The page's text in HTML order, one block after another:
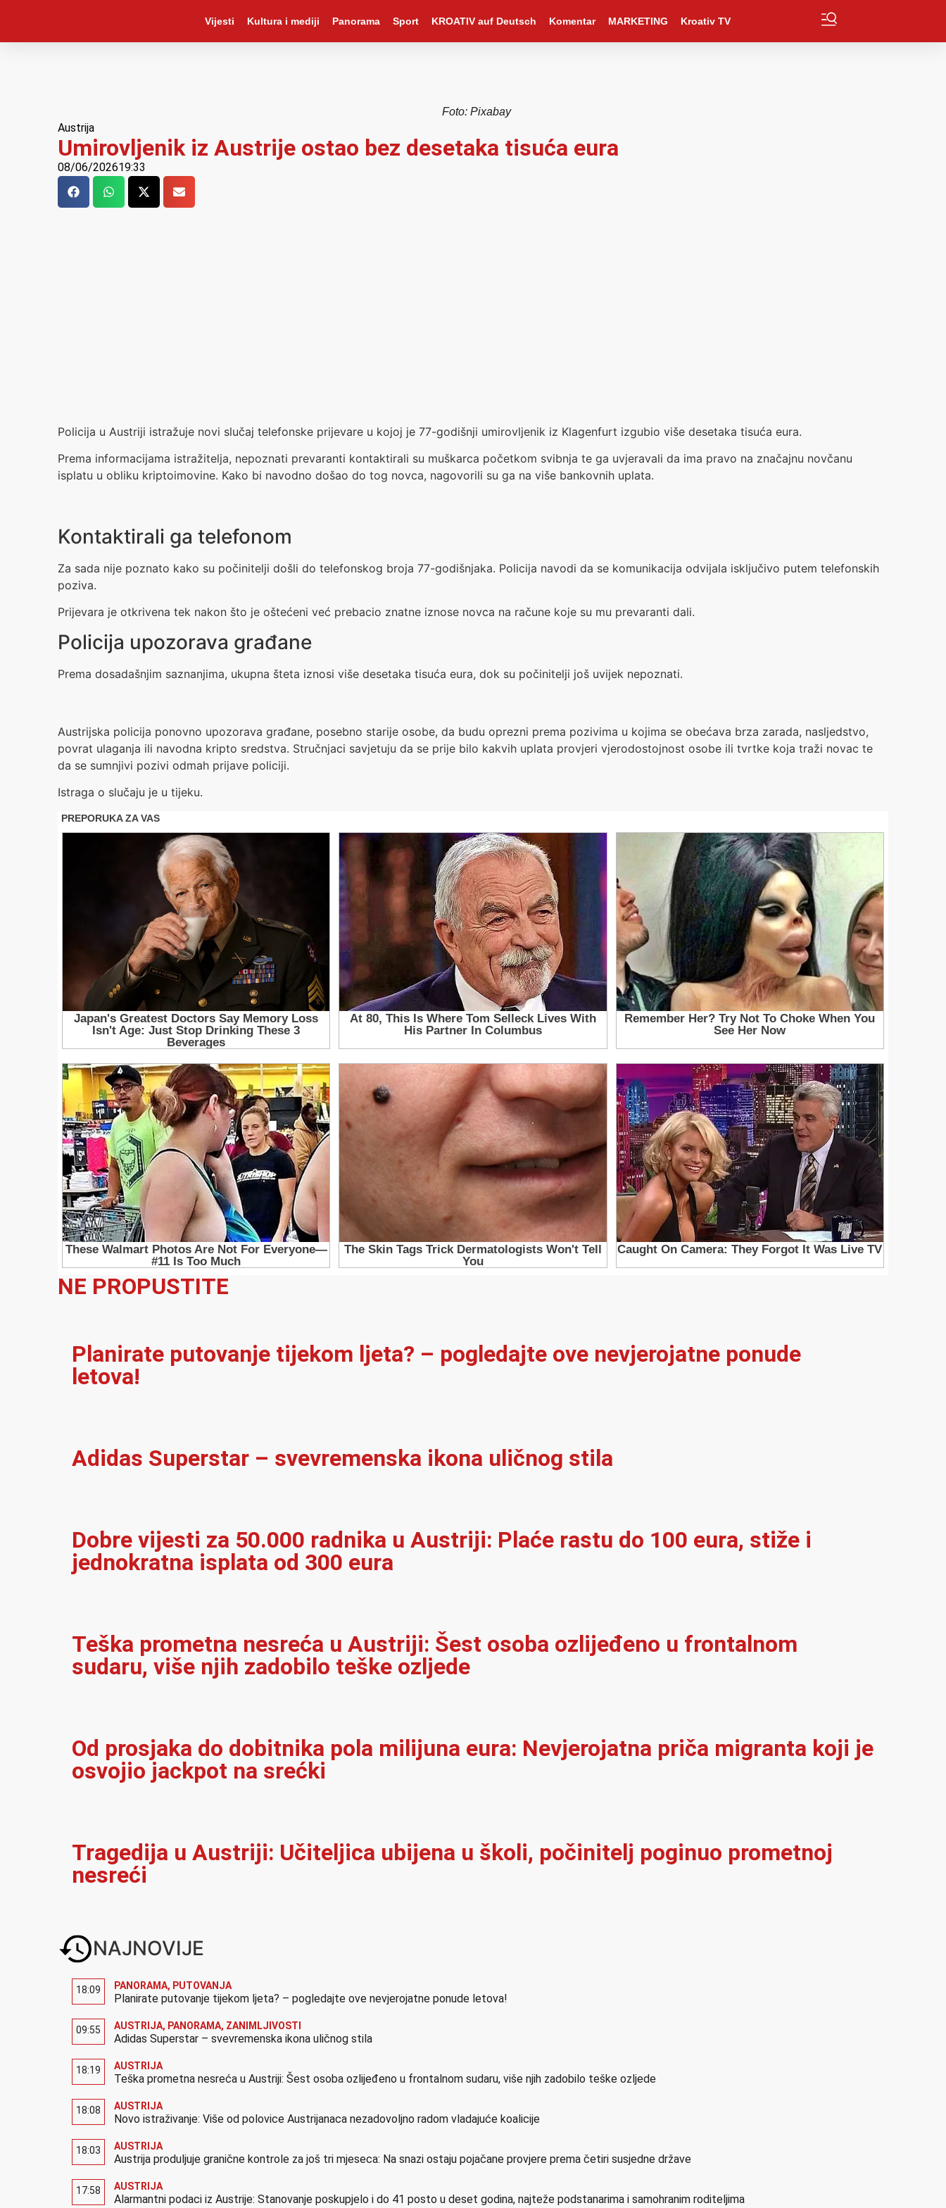
Vijesti Kultura i mediji Panorama Sport KROATIV auf Deutsch Komentar MARKETING Kroativ TV
Foto: Pixabay
Austrija
Umirovljenik iz Austrije ostao bez desetaka tisuća eura
08/06/202619:33
Policija u Austriji istražuje novi slučaj telefonske prijevare u kojoj je 77-godišnji umirovljenik iz Klagenfurt izgubio više desetaka tisuća eura.
Prema informacijama istražitelja, nepoznati prevaranti kontaktirali su muškarca početkom svibnja te ga uvjeravali da ima pravo na značajnu novčanu
isplatu u obliku kriptoimovine. Kako bi navodno došao do tog novca, nagovorili su ga na više bankovnih uplata.
Kontaktirali ga telefonom
Za sada nije poznato kako su počinitelji došli do telefonskog broja 77-godišnjaka. Policija navodi da se komunikacija odvijala isključivo putem telefonskih
poziva.
Prijevara je otkrivena tek nakon što je oštećeni već prebacio znatne iznose novca na račune koje su mu prevaranti dali.
Policija upozorava građane
Prema dosadašnjim saznanjima, ukupna šteta iznosi više desetaka tisuća eura, dok su počinitelji još uvijek nepoznati.
Austrijska policija ponovno upozorava građane, posebno starije osobe, da budu oprezni prema pozivima u kojima se obećava brza zarada, nasljedstvo,
povrat ulaganja ili navodna kripto sredstva. Stručnjaci savjetuju da se prije bilo kakvih uplata provjeri vjerodostojnost osobe ili tvrtke koja traži novac te
da se sumnjivi pozivi odmah prijave policiji.
Istraga o slučaju je u tijeku.
NE PROPUSTITE
Planirate putovanje tijekom ljeta? – pogledajte ove nevjerojatne ponude
letova!
Adidas Superstar – svevremenska ikona uličnog stila
Dobre vijesti za 50.000 radnika u Austriji: Plaće rastu do 100 eura, stiže i
jednokratna isplata od 300 eura
Teška prometna nesreća u Austriji: Šest osoba ozlijeđeno u frontalnom
sudaru, više njih zadobilo teške ozljede
Od prosjaka do dobitnika pola milijuna eura: Nevjerojatna priča migranta koji je
osvojio jackpot na srećki
Tragedija u Austriji: Učiteljica ubijena u školi, počinitelj poginuo prometnoj
nesreći
NAJNOVIJE
18:09 PANORAMA, PUTOVANJA
Planirate putovanje tijekom ljeta? – pogledajte ove nevjerojatne ponude letova!
09:55 AUSTRIJA, PANORAMA, ZANIMLJIVOSTI
Adidas Superstar – svevremenska ikona uličnog stila
18:19 AUSTRIJA
Teška prometna nesreća u Austriji: Šest osoba ozlijeđeno u frontalnom sudaru, više njih zadobilo teške ozljede
18:08 AUSTRIJA
Novo istraživanje: Više od polovice Austrijanaca nezadovoljno radom vladajuće koalicije
18:03 AUSTRIJA
Austrija produljuje granične kontrole za još tri mjeseca: Na snazi ostaju pojačane provjere prema četiri susjedne države
17:58 AUSTRIJA
Alarmantni podaci iz Austrije: Stanovanje poskupjelo i do 41 posto u deset godina, najteže podstanarima i samohranim roditeljima